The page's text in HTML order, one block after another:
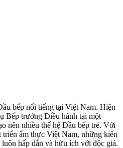
bếp nổi tiếng tại Việt Nam. Hiện
Bếp trưởng Điều hành tại một
nên nhiều thế hệ Đầu bếp trẻ. Với
ẩm thực Việt Nam, những kiến
hấp dẫn và hữu ích với độc giả.